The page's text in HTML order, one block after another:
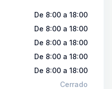
De 8:00 a 18:00
De 8:00 a 18:00
De 8:00 a 18:00
De 8:00 a 18:00
De 8:00 a 18:00
Cerrado